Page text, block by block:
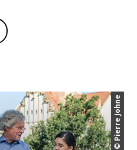
© Pierre Johne